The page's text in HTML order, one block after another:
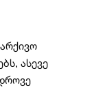
ასევე